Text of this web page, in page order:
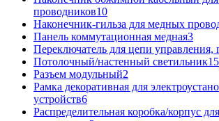
проводников10
Наконечник-гильза для медных
Панель коммутационная медная3
Переключатель для цепи управления,
Потолочный/настенный светильник15
Разъем модульный2
Рамка декоративная для
устройств6
Распределительная коробка/корпус